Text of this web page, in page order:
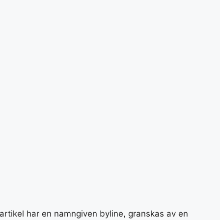
har en namngiven byline, granskas av en